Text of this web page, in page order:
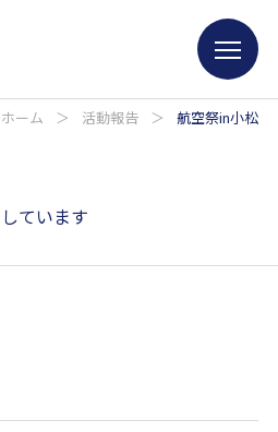
ホーム ＞ 活動報告 ＞ 航空祭in小松
ています